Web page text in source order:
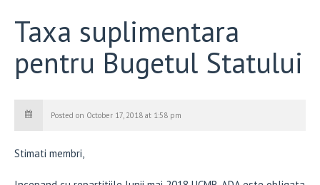
Taxa suplimentara
pentru Bugetul Statului
Posted on October 17, 2018 at 1:58 pm
Stimati membri,